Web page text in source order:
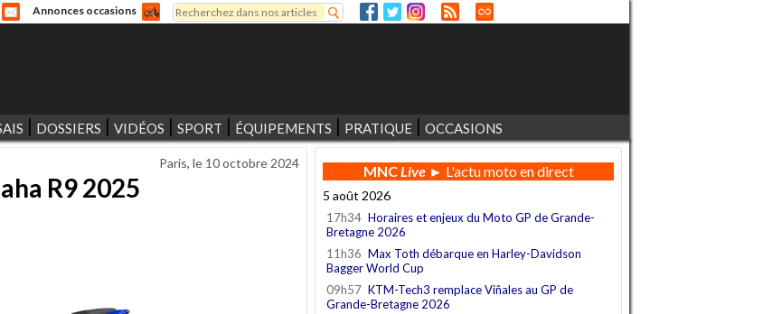
Annonces occasions
Formulaire de recherche
Rechercher
DOSSIERS VIDÉOS SPORT ÉQUIPEMENTS PRATIQUE OCCASIONS
Paris, le 10 octobre 2024
R9 2025
MNCLive► L'actu moto en direct
5 août 2026
17h34 Horaires et enjeux du Moto GP de Grande-
Bretagne 2026
11h36 Max Toth débarque en Harley-Davidson
Bagger World Cup
09h57 KTM-Tech3 remplace Viñales au GP de
Grande-Bretagne 2026